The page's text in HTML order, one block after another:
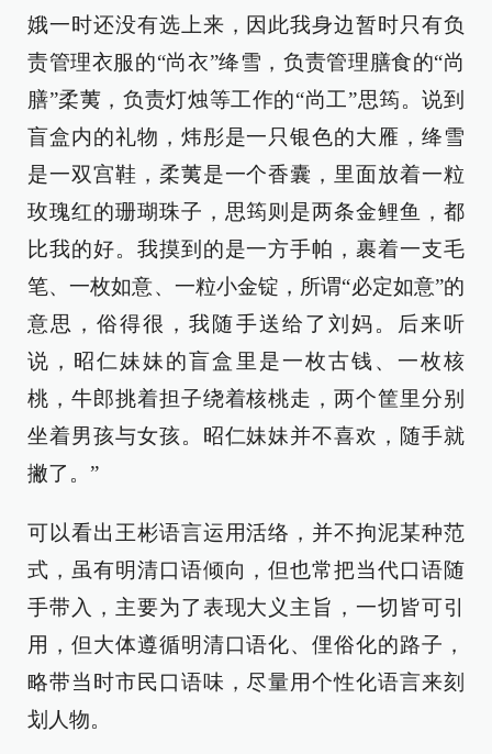
娥一时还没有选上来，因此我身边暂时只有负
责管理衣服的“尚衣”绛雪，负责管理膳食的“尚
膳”柔荑，负责灯烛等工作的“尚工”思筠。说到
盲盒内的礼物，炜彤是一只银色的大雁，绛雪
是一双宫鞋，柔荑是一个香囊，里面放着一粒
玫瑰红的珊瑚珠子，思筠则是两条金鲤鱼，都
比我的好。我摸到的是一方手帕，裹着一支毛
笔、一枚如意、一粒小金锭，所谓“必定如意”的
意思，俗得很，我随手送给了刘妈。后来听
说，昭仁妹妹的盲盒里是一枚古钱、一枚核
桃，牛郎挑着担子绕着核桃走，两个筐里分别
坐着男孩与女孩。昭仁妹妹并不喜欢，随手就
撇了。”
可以看出王彬语言运用活络，并不拘泥某种范
式，虽有明清口语倾向，但也常把当代口语随
手带入，主要为了表现大义主旨，一切皆可引
用，但大体遵循明清口语化、俚俗化的路子，
略带当时市民口语味，尽量用个性化语言来刻
划人物。